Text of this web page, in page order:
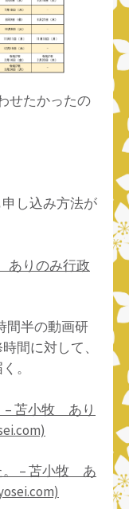
せたかったの
し込み方法が
ありのみ行政
間半の動画研
間に対して、
。
– 苫小牧 あり
。 – 苫小牧 あ